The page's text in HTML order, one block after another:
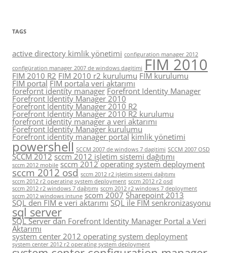
TAGS
active directory kimlik yönetimi configuration manager 2012
configüration manager 2007 de windows dagitimi FIM 2010
FIM 2010 R2 FIM 2010 r2 kurulumu FIM kurulumu
FIM portal FIM portala veri aktarımı
forefornt identity manager Forefront Identity Manager
Forefront Identity Manager 2010
Forefront Identity Manager 2010 R2
Forefront Identity Manager 2010 R2 kurulumu
forefront identity manager a veri aktarımı
Forefront Identity Manager kurulumu
Forefront identity manager portal kimlik yönetimi
powershell SCCM 2007 de windows 7 dagitimi SCCM 2007 OSD
SCCM 2012 sccm 2012 işletim sistemi dağıtımı
sccm 2012 mobile sccm 2012 operating system deployment
sccm 2012 osd sccm 2012 r2 işletim sistemi dağıtımı
sccm 2012 r2 operating system deployment sccm 2012 r2 osd
sccm 2012 r2 windows 7 dağıtımı sccm 2012 r2 windows 7 deployment
sccm 2012 windows intune scom 2007 Sharepoint 2013
SQL den FIM e veri aktarımı SQL ile FIM senkronizasyonu
sql server
SQL Server dan Forefront Identity Manager Portal a Veri
Aktarımı
system center 2012 operating system deployment
system center 2012 r2 operating system deployment